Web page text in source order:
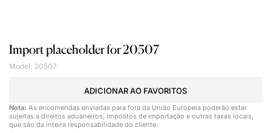
Import placeholder for 20507
Model: 20507
ADICIONAR AO FAVORITOS
Nota: As encomendas enviadas para fora da União Europeia poderão estar
sujeitas a direitos aduaneiros, impostos de importação e outras taxas locais,
que são da inteira responsabilidade do cliente.